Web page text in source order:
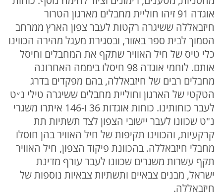
אוגדה 91 זיהו חוליית מחבלים מארגון הטרור
חיזבאללה ששיגרה רקטות לעבר צפון הארץ ממרחב
הסמוך לבית ספר באזור, ובסגירת מעגל מהירה הכווינו
כלי טיס של חיל האוויר שתקף את המחבלים וחיסל
אותם. לוחמי אוגדה 98 חיסלו ביממה האחרונה
מחבלים רבים של חיזבאללה, בהם מפקדים בדרג
הטקטי של הארגון וחוליית מחבלים ששיגרה טילי נ״ט
לעבר כוחותינו. כוחות אוגדות 36 ו-146 איתרו משגרי
נ"ט שכוונו לעבר יישובי הצפון לצד תשתיות תת
קרקעיות, והכווינו תקיפות של חיל האוויר בהן חוסלו
מחבלי חיזבאללה. בהכוונת פיקוד הצפון, חיל האוויר
תקף עשרות משגרים שכוונו לעבר עורף מדינת
ישראל, מבנים צבאיים ותשתיות צבאיות נוספות של
חיזבאללה.